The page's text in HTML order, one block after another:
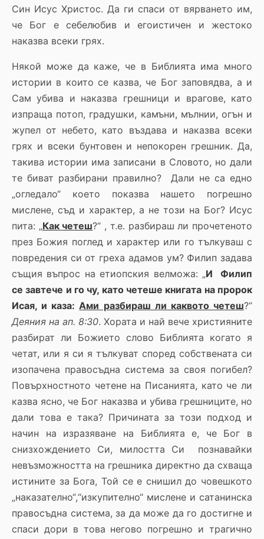
Син Исус Христос. Да ги спаси от вярването им,
че Бог е себелюбив и егоистичен и жестоко
наказва всеки грях.
Някой може да каже, че в Библията има много
истории в които се казва, че Бог заповядва, а и
Сам убива и наказва грешници и врагове, като
изпраща потоп, градушки, камъни, мълнии, огън и
жупел от небето, като въздава и наказва всеки
грях и всеки бунтовен и непокорен грешник. Да,
такива истории има записани в Словото, но дали
те биват разбирани правилно? Дали не са едно
„огледало“ което показва нашето погрешно
мислене, съд и характер, а не този на Бог? Исус
пита: „Как четеш?“ , т.е. разбираш ли прочетеното
през Божия поглед и характер или го тълкуваш с
повредения си от греха адамов ум? Филип задава
същия въпрос на етиопския велможа: „И Филип
се завтече и го чу, като четеше книгата на пророк
Исая, и каза:Ами разбираш ли каквото четеш?“
Деяния на ап. 8:30. Хората и най вече християните
разбират ли Божието слово Библията когато я
четат, или я си я тълкуват според собствената си
изопачена правосъдна система за своя погибел?
Повърхностното четене на Писанията, като че ли
казва ясно, че Бог наказва и убива грешниците, но
дали това е така? Причината за този подход и
начин на изразяване на Библията е, че Бог в
снизхождението Си, милостта Си познавайки
невъзможността на грешника директно да схваща
истините за Бога, Той се е снишил до човешкото
„наказателно“,“изкупително“ мислене и сатанинска
правосъдна система, за да може да го достигне и
спаси дори в това негово погрешно и трагично